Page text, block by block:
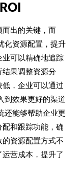
而出的关键，而
化资源配置，提升
业可以精确地追踪
结果调整资源分
，企业可以通过
到效果更好的渠道
还能够帮助企业更
和跟踪功能，确
资源配置方式不
营成本，提升了